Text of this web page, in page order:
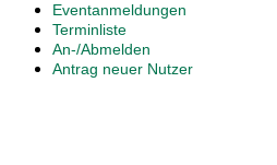
Eventanmeldungen
Terminliste
An-/Abmelden
Antrag neuer Nutzer